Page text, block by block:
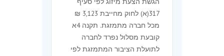
והודעה לפי סעיף 338 לפקודת
החברות או לפי סעיף 342לח(ג)
לחוק לאחר שסיימה את רישום
הבית המשותף.
317(א) לחוק מחייבת 3,123 ₪
מכל חברה מתמזגת. תקנה 4א
קובעת מסלול נפרד לחברה
לתועלת הציבור המתמזגת לפי